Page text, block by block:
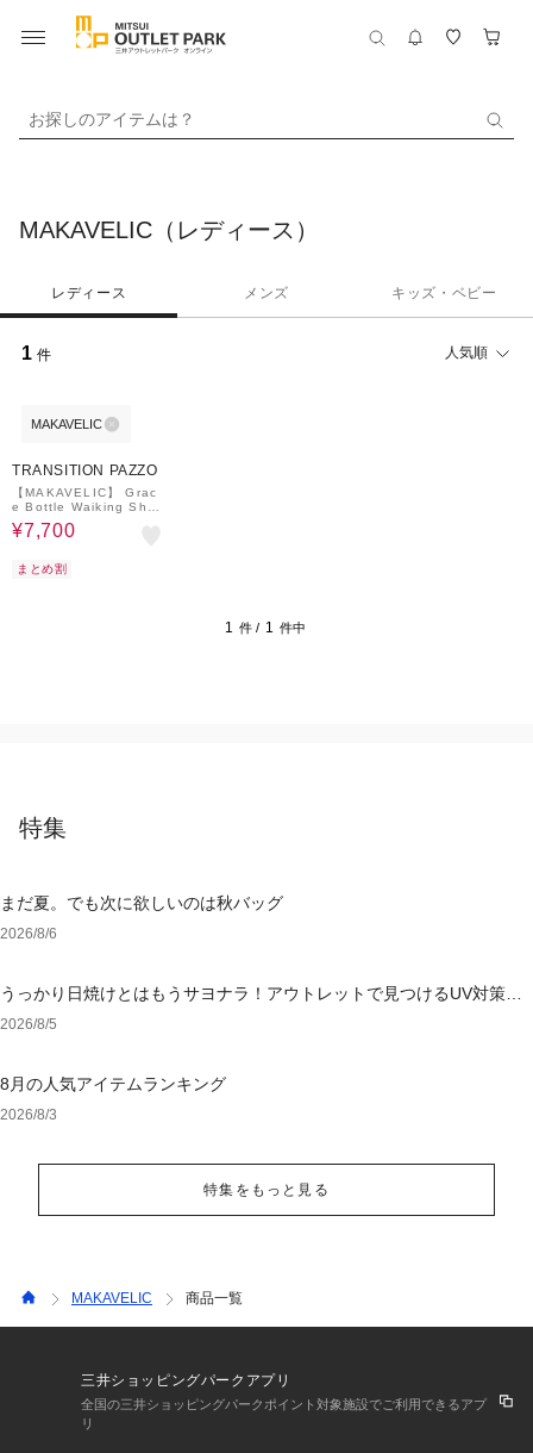
お探しのアイテムは？
MAKAVELIC（レディース）
レディース メンズ キッズ・ベビー
1 件 人気順
MAKAVELIC
TRANSITION PAZZO
【MAKAVELIC】 Grac
e Bottle Waiking Shou
lder Bag ショルダーバ
ッグ
¥7,700
まとめ割
1 件 / 1 件中
特集
まだ夏。でも次に欲しいのは秋バッグ
2026/8/6
うっかり日焼けとはもうサヨナラ！アウトレットで見つけるUV対策ウ
ェア
2026/8/5
8月の人気アイテムランキング
2026/8/3
特集をもっと見る
MAKAVELIC 商品一覧
三井ショッピングパークアプリ
全国の三井ショッピングパークポイント対象施設でご利用できるアプ
リ